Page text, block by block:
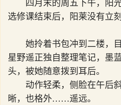
选修课结束后，阳莱没有立
她拎着书包冲到二楼
星野遥正独自整理笔记，墨
头，被她随意拨到耳后。
动作轻柔，侧脸在午后
晰，也格外……遥远。